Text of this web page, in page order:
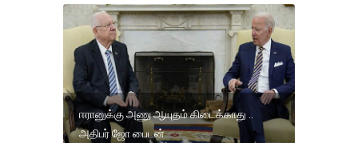
ஈரானுக்கு அணு ஆயுதம் கிடைக்காது ..
அதிபர் ஜோ பைடன்